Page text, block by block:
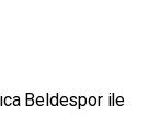
Beldespor ile